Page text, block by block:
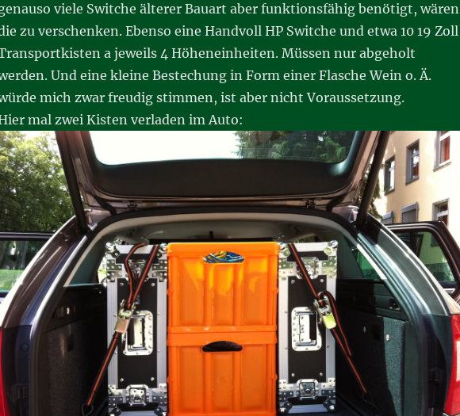
viele Switche älterer Bauart aber funktionsfähig benötigt, wären
zu verschenken. Ebenso eine Handvoll HP Switche und etwa 10 19 Zoll
a jeweils 4 Höheneinheiten. Müssen nur abgeholt
Und eine kleine Bestechung in Form einer Flasche Wein o. Ä.
mich zwar freudig stimmen, ist aber nicht Voraussetzung.
mal zwei Kisten verladen im Auto: